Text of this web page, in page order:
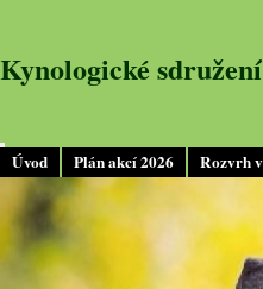
Úvod Plán akcí 2026 Rozvrh
Kynologické